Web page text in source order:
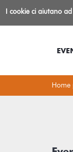
Home
I cookie ci aiutano